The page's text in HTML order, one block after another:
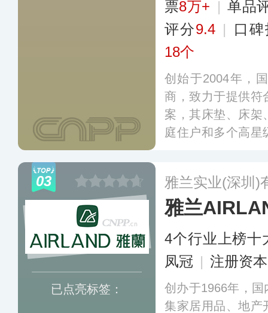
票8万+ | 单品
评分9.4 |
口
18个
创始于2004年，
商，致力于提供符
案，其床垫、床架
庭住户和多个高星
前全球专卖店遍及
利亚等国家和地区
03
已点亮标签：
雅兰实业(深圳)
雅兰
4个行业上榜十
凤冠 | 注册资
创办于1966年，
集家居用品、地产